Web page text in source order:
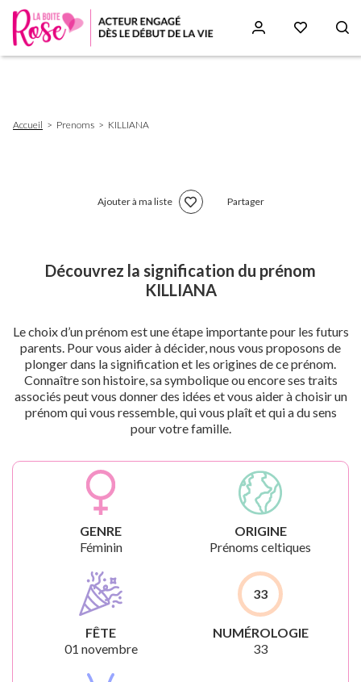
d'Ariane
Accueil Prenoms KILLIANA
Ajouter à ma liste Partager
Découvrez la signification du prénom
KILLIANA
Le choix d’un prénom est une étape importante pour les futurs
parents. Pour vous aider à décider, nous vous proposons de
plonger dans la signification et les origines de ce prénom.
Connaître son histoire, sa symbolique ou encore ses traits
associés peut vous donner des idées et vous aider à choisir un
prénom qui vous ressemble, qui vous plaît et qui a du sens
pour votre famille.
GENRE
Féminin
ORIGINE
Prénoms celtiques
FÊTE
01 novembre
33
NUMÉROLOGIE
33